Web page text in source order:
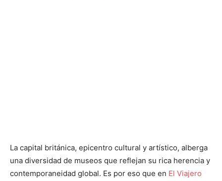
La capital británica, epicentro cultural y artístico, alberga
una diversidad de museos que reflejan su rica herencia y
contemporaneidad global. Es por eso que en El Viajero